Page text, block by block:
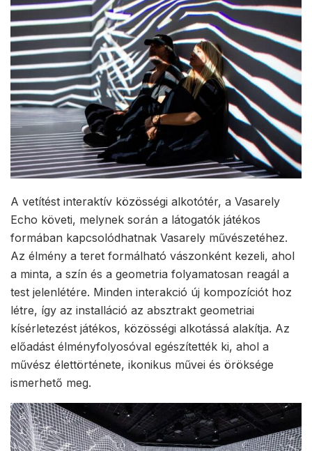
A vetítést interaktív közösségi alkotótér, a Vasarely
Echo követi, melynek során a látogatók játékos
formában kapcsolódhatnak Vasarely művészetéhez.
Az élmény a teret formálható vászonként kezeli, ahol
a minta, a szín és a geometria folyamatosan reagál a
test jelenlétére. Minden interakció új kompozíciót hoz
létre, így az installáció az absztrakt geometriai
kísérletezést játékos, közösségi alkotássá alakítja. Az
előadást élményfolyosóval egészítették ki, ahol a
művész élettörténete, ikonikus művei és öröksége
ismerhető meg.